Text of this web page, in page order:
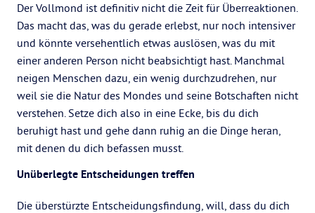
Der Vollmond ist definitiv nicht die Zeit für Überreaktionen.
Das macht das, was du gerade erlebst, nur noch intensiver
und könnte versehentlich etwas auslösen, was du mit
einer anderen Person nicht beabsichtigt hast. Manchmal
neigen Menschen dazu, ein wenig durchzudrehen, nur
weil sie die Natur des Mondes und seine Botschaften nicht
verstehen. Setze dich also in eine Ecke, bis du dich
beruhigt hast und gehe dann ruhig an die Dinge heran,
mit denen du dich befassen musst.
Unüberlegte Entscheidungen treffen
Die überstürzte Entscheidungsfindung, will, dass du dich